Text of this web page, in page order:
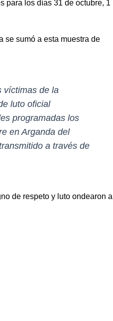
para los días 31 de octubre, 1
se sumó a esta muestra de
víctimas de la
luto oficial
programadas los
en Arganda del
a través de
de respeto y luto ondearon a